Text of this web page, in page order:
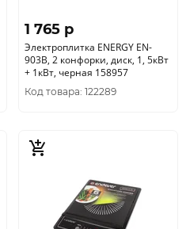
1 765 p
Электроплитка ENERGY EN-
903B, 2 конфорки, диск, 1, 5кВт
+ 1кВт, черная 158957
Код товара: 122289